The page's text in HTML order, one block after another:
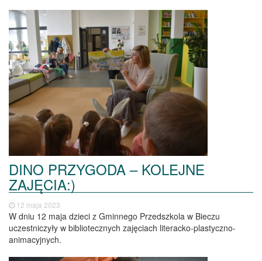
DINO PRZYGODA – KOLEJNE
ZAJĘCIA:)
12 maja 2023
W dniu 12 maja dzieci z Gminnego Przedszkola w Bieczu
uczestniczyły w bibliotecznych zajęciach literacko-plastyczno-
animacyjnych.